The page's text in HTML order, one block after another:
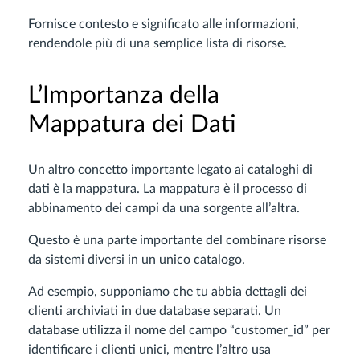
Fornisce contesto e significato alle informazioni,
rendendole più di una semplice lista di risorse.
L’Importanza della
Mappatura dei Dati
Un altro concetto importante legato ai cataloghi di
dati è la mappatura. La mappatura è il processo di
abbinamento dei campi da una sorgente all’altra.
Questo è una parte importante del combinare risorse
da sistemi diversi in un unico catalogo.
Ad esempio, supponiamo che tu abbia dettagli dei
clienti archiviati in due database separati. Un
database utilizza il nome del campo “customer_id” per
identificare i clienti unici, mentre l’altro usa